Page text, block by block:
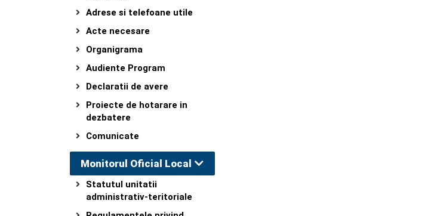
Adrese si telefoane utile
Acte necesare
Organigrama
Audiente Program
Declaratii de avere
Proiecte de hotarare in
dezbatere
Comunicate
Monitorul Oficial Local
Statutul unitatii
administrativ-teritoriale